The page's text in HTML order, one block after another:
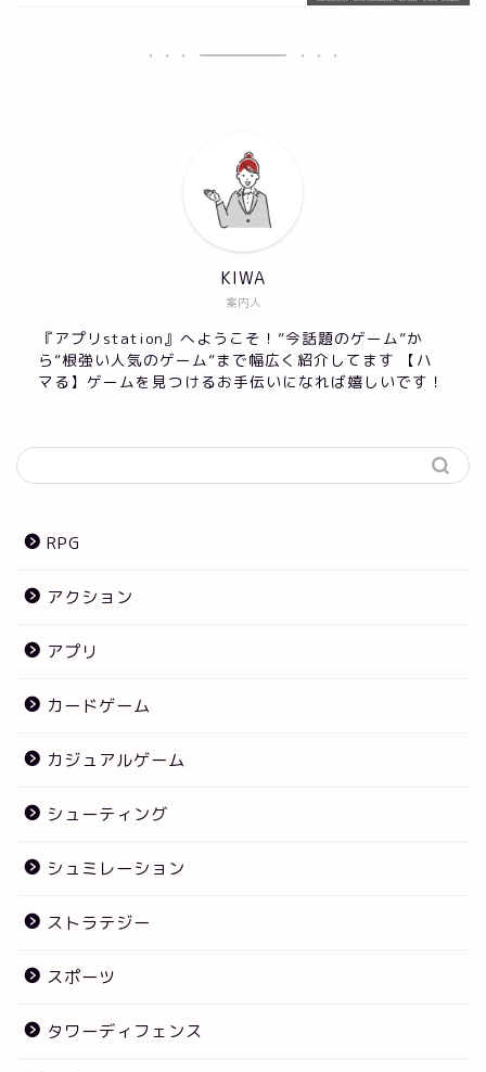
案内人
KIWA
『アプリstation』へようこそ！”今話題のゲーム”か
ら”根強い人気のゲーム”まで幅広く紹介してます 【ハ
マる】ゲームを見つけるお手伝いになれば嬉しいです！
RPG
アクション
アプリ
カードゲーム
カジュアルゲーム
シューティング
シュミレーション
ストラテジー
スポーツ
タワーディフェンス